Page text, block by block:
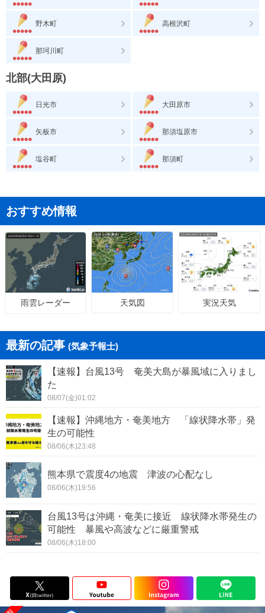
野木町 高根沢町
那珂川町
北部(大田原)
日光市 大田原市
矢板市 那須塩原市
塩谷町 那須町
おすすめ情報
雨雲レーダー 天気図 実況天気
最新の記事 (気象予報士)
【速報】台風13号 奄美大島が暴風域に入りまし
た
08/07(金)01:02
【速報】沖縄地方・奄美地方 「線状降水帯」発
生の可能性
08/06(木)23:48
熊本県で震度4の地震 津波の心配なし
08/06(木)19:56
台風13号は沖縄・奄美に接近 線状降水帯発生の
可能性 暴風や高波などに厳重警戒
08/06(木)18:00